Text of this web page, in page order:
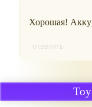
Хорошая!
ответить